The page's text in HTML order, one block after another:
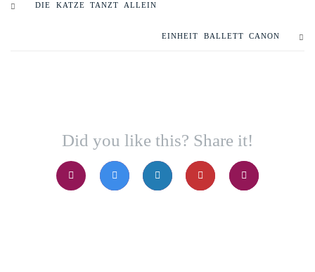
DIE KATZE TANZT ALLEIN
EINHEIT BALLETT CANON
Did you like this? Share it!